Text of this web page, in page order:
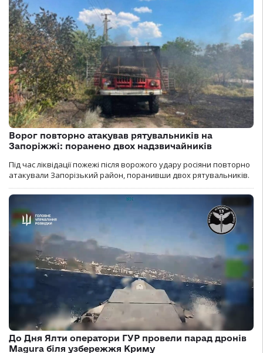
Ворог повторно атакував рятувальників на
Запоріжжі: поранено двох надзвичайників
Під час ліквідації пожежі після ворожого удару росіяни повторно
атакували Запорізький район, поранивши двох рятувальників.
До Дня Ялти оператори ГУР провели парад дронів
Magura біля узбережжя Криму